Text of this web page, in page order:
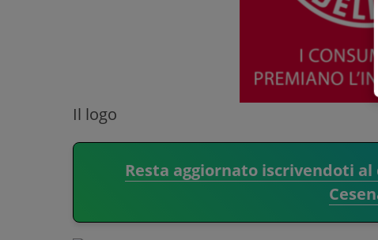
Il logo
Resta aggiornato iscrivendoti